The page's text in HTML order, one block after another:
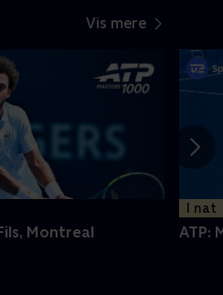
Vis mere
Montreal
I nat
ATP: